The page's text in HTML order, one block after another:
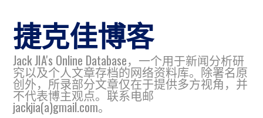
捷克佳博客
Jack JIA's Online Database，一个用于新闻分析研
究以及个人文章存档的网络资料库。除署名原
创外，所录部分文章仅在于提供多方视角，并
不代表博主观点。联系电邮
jackjia(a)gmail.com。